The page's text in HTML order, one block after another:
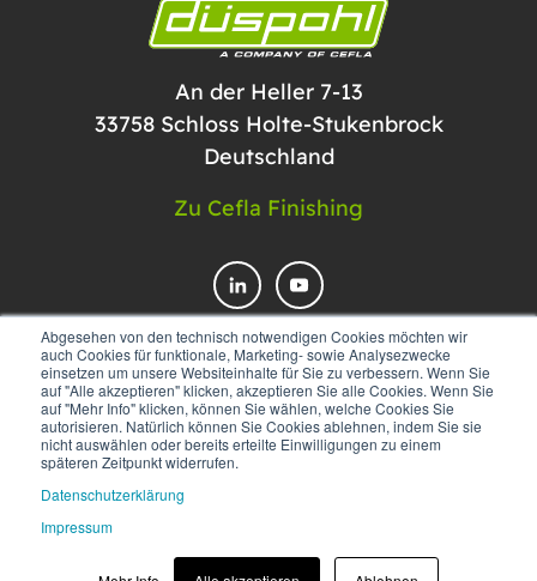
Abgesehen von den technisch notwendigen Cookies möchten wir
auch Cookies für funktionale, Marketing- sowie Analysezwecke
einsetzen um unsere Websiteinhalte für Sie zu verbessern. Wenn Sie
auf "Alle akzeptieren" klicken, akzeptieren Sie alle Cookies. Wenn Sie
auf "Mehr Info" klicken, können Sie wählen, welche Cookies Sie
autorisieren. Natürlich können Sie Cookies ablehnen, indem Sie sie
nicht auswählen oder bereits erteilte Einwilligungen zu einem
späteren Zeitpunkt widerrufen.
Datenschutzerklärung
Impressum
An der Heller 7-13
33758 Schloss Holte-Stukenbrock
Deutschland
Zu Cefla Finishing
KONTAKTIEREN SIE UNS
© 2025 Düspohl Maschinenbau GmbH